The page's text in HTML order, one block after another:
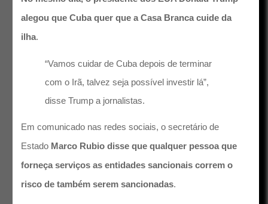
alegou que Cuba quer que a Casa Branca cuide da
ilha.
“Vamos cuidar de Cuba depois de terminar
com o Irã, talvez seja possível investir lá”,
disse Trump a jornalistas.
Em comunicado nas redes sociais, o secretário de
Estado Marco Rubio disse que qualquer pessoa que
forneça serviços as entidades sancionais correm o
risco de também serem sancionadas.